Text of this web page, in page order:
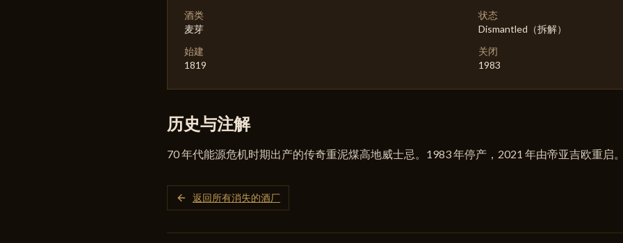
酒类
麦芽
状态
Dismantled（拆解）
始建
1819
关闭
1983
历史与注解
70 年代能源危机时期出产的传奇重泥煤高地威士忌。1983 年停产，2021 年由帝亚吉欧重启
返回所有消失的酒厂